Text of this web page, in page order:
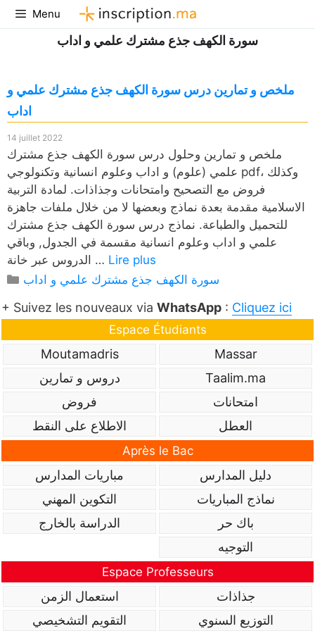
Aller
au
Menu
سورة الكهف جذع مشترك علمي و اداب
ملخص و تمارين درس سورة الكهف جذع مشترك علمي و
اداب
14 juillet 2022
ملخص و تمارين وحلول درس سورة الكهف جذع مشترك
علمي (علوم) و اداب وعلوم انسانية وتكنولوجي pdf، وكذلك
فروض مع التصحيح وامتحانات وجذاذات. لمادة التربية
الاسلامية مقدمة بعدة نماذج وبعضها لا من خلال ملفات جاهزة
للتحميل والطباعة. نماذج درس سورة الكهف جذع مشترك
علمي و اداب وعلوم انسانية مقسمة في الجدول, وباقي
الدروس عبر خانة … Lire plus
Catégories
سورة الكهف جذع مشترك علمي و اداب
+ Suivez les nouveaux via WhatsApp : Cliquez ici
Espace Étudiants
Massar
Moutamadris
Taalim.ma
دروس و تمارين
امتحانات
فروض
العطل
الاطلاع على النقط
Après le Bac
دليل المدارس
مباريات المدارس
نماذج المباريات
التكوين المهني
باك حر
الدراسة بالخارج
التوجيه
Espace Professeurs
جذاذات
استعمال الزمن
التوزيع السنوي
التقويم التشخيصي